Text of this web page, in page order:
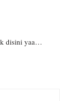
disini yaa…